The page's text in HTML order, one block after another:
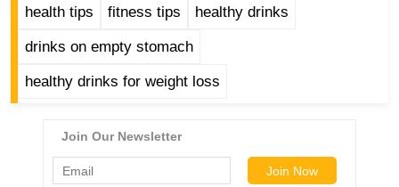
n
N
health tips fitness tips healthy drinks
drinks on empty stomach
healthy drinks for weight loss